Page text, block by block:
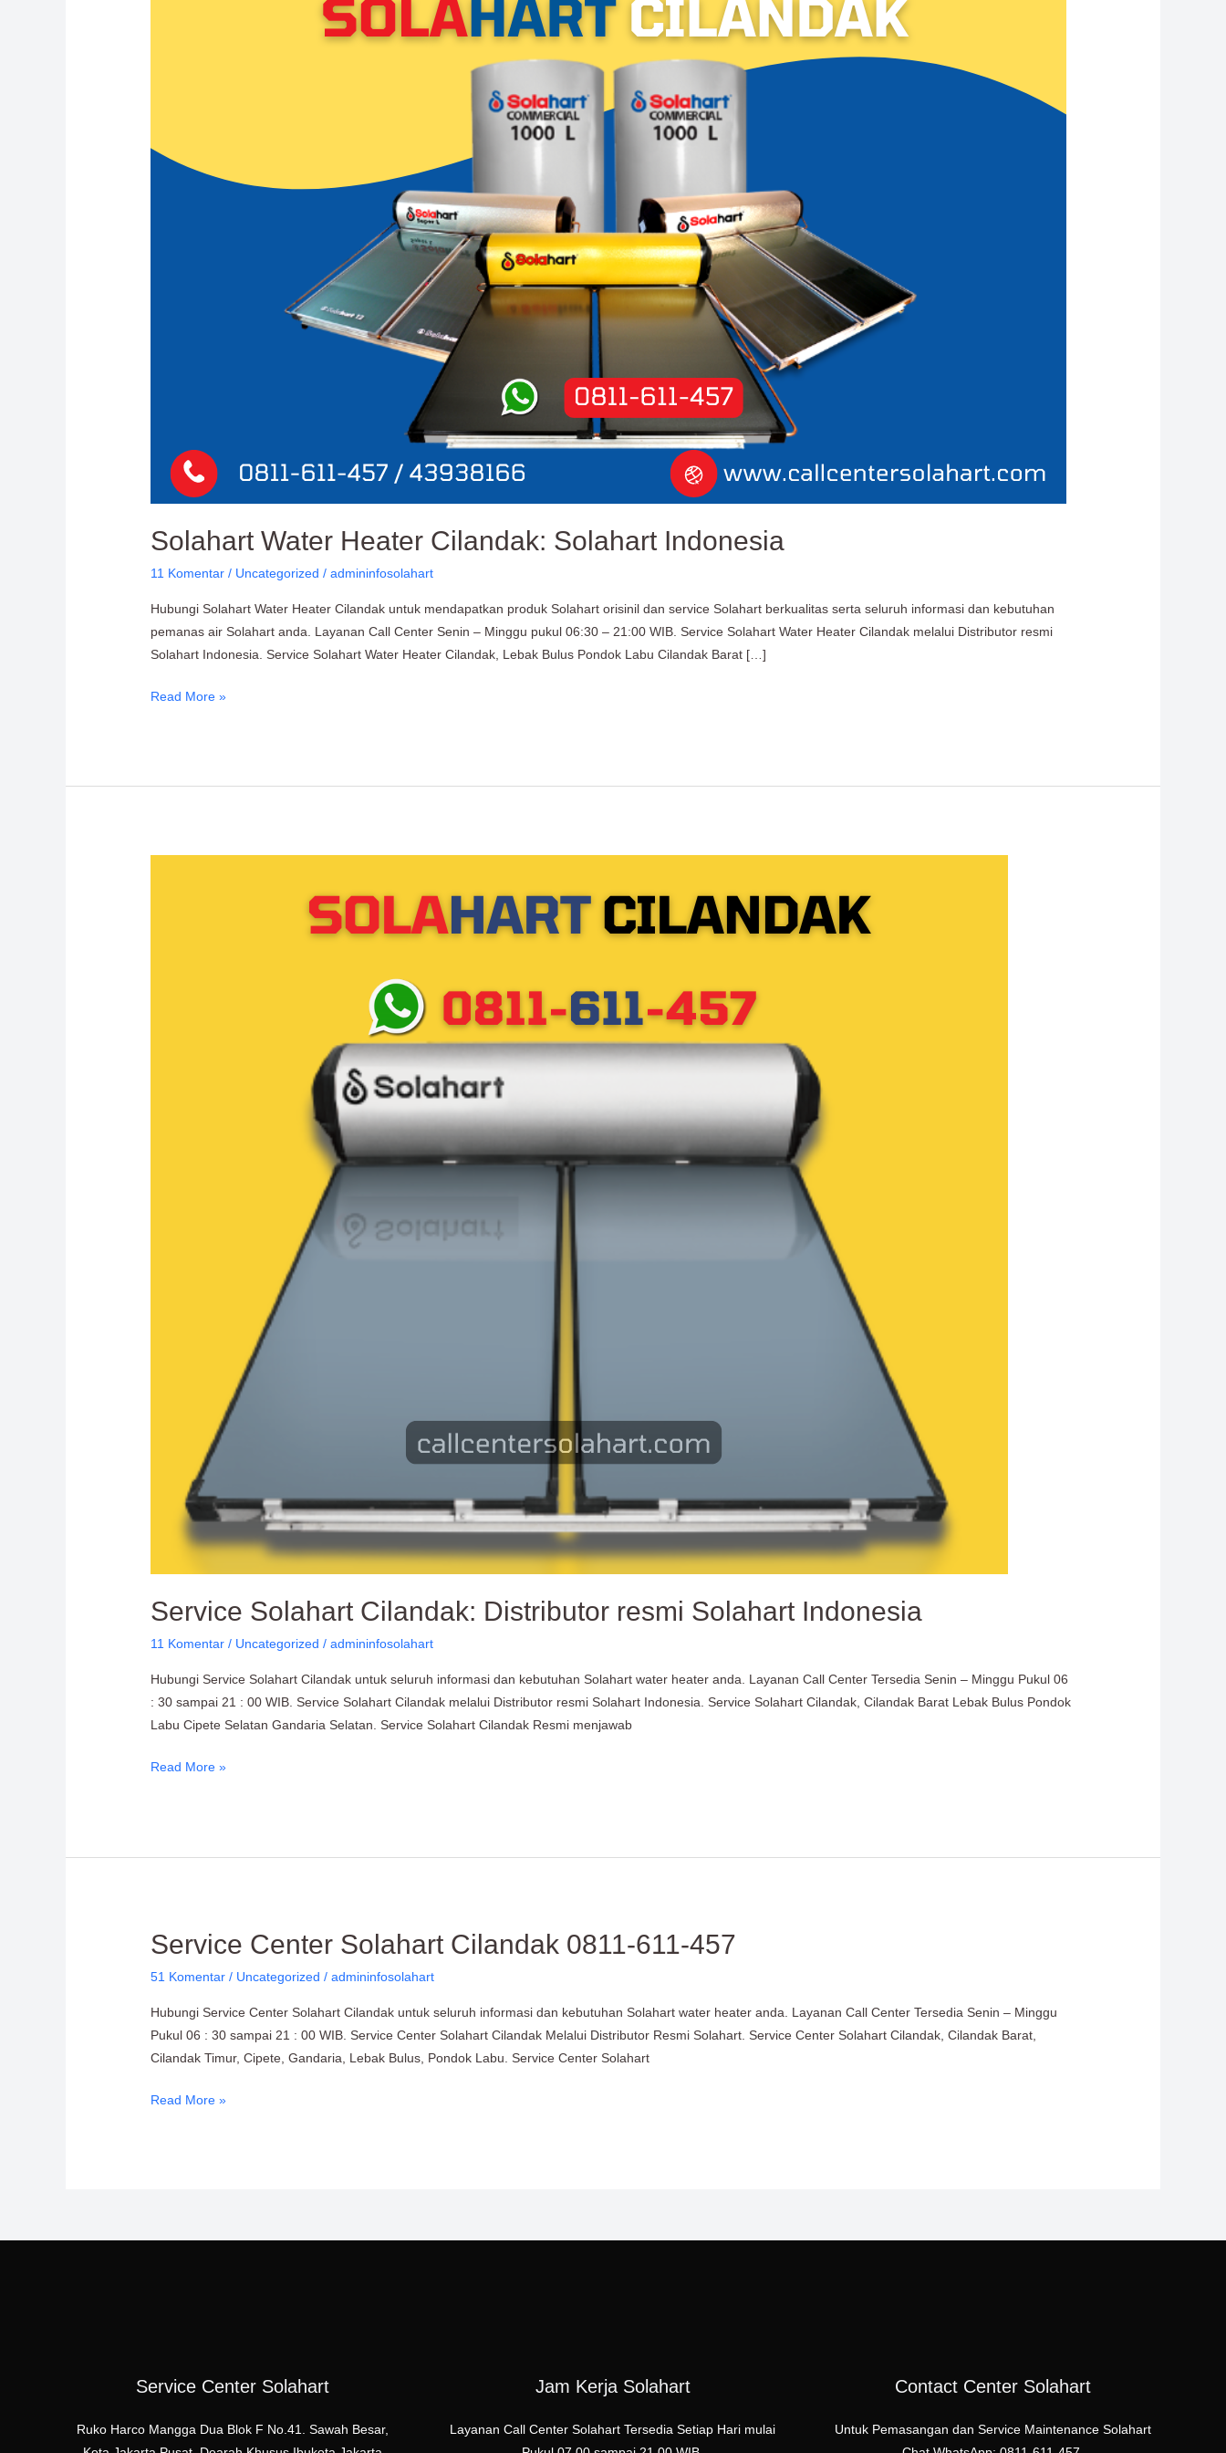
Solahart Water Heater Cilandak: Solahart Indonesia
11 Komentar / Uncategorized /admininfosolahart
Hubungi Solahart Water Heater Cilandak untuk mendapatkan produk Solahart orisinil dan service Solahart berkualitas serta seluruh informasi dan kebutuhan
pemanas air Solahart anda. Layanan Call Center Senin – Minggu pukul 06:30 – 21:00 WIB. Service Solahart Water Heater Cilandak melalui Distributor resmi
Solahart Indonesia. Service Solahart Water Heater Cilandak, Lebak Bulus Pondok Labu Cilandak Barat […]
Read More »
Service Solahart Cilandak: Distributor resmi Solahart Indonesia
11 Komentar / Uncategorized /admininfosolahart
Hubungi Service Solahart Cilandak untuk seluruh informasi dan kebutuhan Solahart water heater anda. Layanan Call Center Tersedia Senin – Minggu Pukul 06
: 30 sampai 21 : 00 WIB. Service Solahart Cilandak melalui Distributor resmi Solahart Indonesia. Service Solahart Cilandak, Cilandak Barat Lebak Bulus Pondok
Labu Cipete Selatan Gandaria Selatan. Service Solahart Cilandak Resmi menjawab
Read More »
Service Center Solahart Cilandak 0811-611-457
51 Komentar / Uncategorized /admininfosolahart
Hubungi Service Center Solahart Cilandak untuk seluruh informasi dan kebutuhan Solahart water heater anda. Layanan Call Center Tersedia Senin – Minggu
Pukul 06 : 30 sampai 21 : 00 WIB. Service Center Solahart Cilandak Melalui Distributor Resmi Solahart. Service Center Solahart Cilandak, Cilandak Barat,
Cilandak Timur, Cipete, Gandaria, Lebak Bulus, Pondok Labu. Service Center Solahart
Service
Solahart
Cilandak
0811-
611-
Read More »
Service Center Solahart
Ruko Harco Mangga Dua Blok F No.41. Sawah Besar,
Jam Kerja Solahart
Layanan Call Center Solahart Tersedia Setiap Hari mulai
Contact Center Solahart
Untuk Pemasangan dan Service Maintenance Solahart